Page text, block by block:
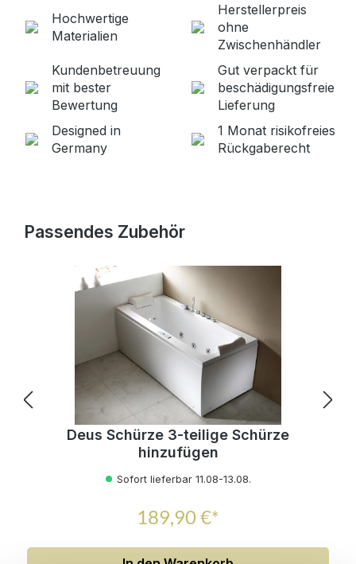
Hochwertige
Materialien
Herstellerpreis
ohne
Zwischenhändler
Kundenbetreuung
mit bester
Bewertung
Gut verpackt für
beschädigungsfreie
Lieferung
Designed in
Germany
1 Monat risikofreies
Rückgaberecht
Produktgalerie überspringen
Passendes Zubehör
Deus Schürze 3-teilige Schürze
hinzufügen
Sofort lieferbar 11.08-13.08.
189,90 €*